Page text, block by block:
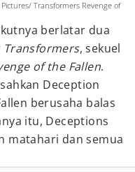
Transformers Revenge of
berlatar dua
Transformers, sekuel
of the Fallen.
Deception
berusaha balas
itu, Deceptions
matahari dan semua